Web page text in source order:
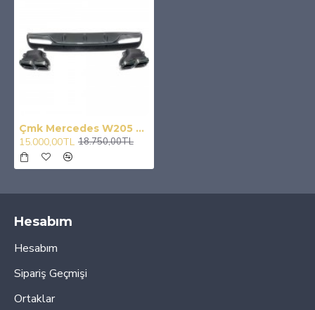
Çmk Mercedes W205 C63 Amg Sedan Difüzör Silver Egzoz Seti
15.000,00TL 18.750,00TL
Hesabım
Hesabım
Sipariş Geçmişi
Ortaklar